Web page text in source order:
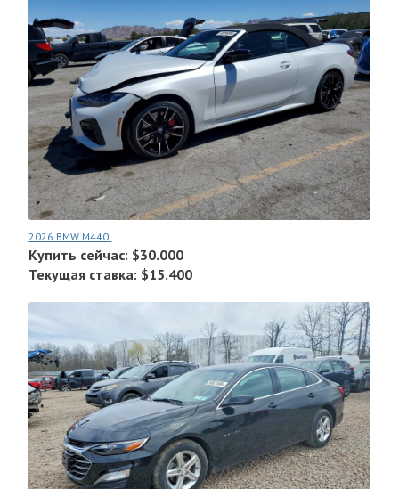
2026 BMW M440I
Купить сейчас: $30.000
Текущая ставка: $15.400